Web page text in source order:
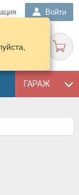
Войти
ГАРАЖ